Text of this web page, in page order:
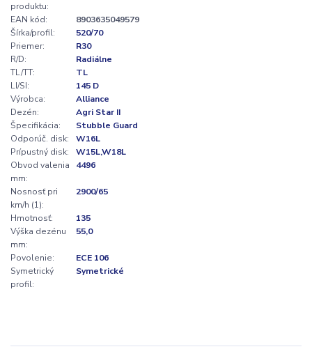
produktu:
EAN kód:
8903635049579
Šírka/profil:
520/70
Priemer:
R30
R/D:
Radiálne
TL/TT:
TL
LI/SI:
145 D
Výrobca:
Alliance
Dezén:
Agri Star II
Špecifikácia:
Stubble Guard
Odporúč. disk:
W16L
Prípustný disk:
W15L,W18L
Obvod valenia
mm:
4496
Nosnosť pri
km/h (1):
2900/65
Hmotnosť:
135
Výška dezénu
mm:
55,0
Povolenie:
ECE 106
Symetrický
profil:
Symetrické